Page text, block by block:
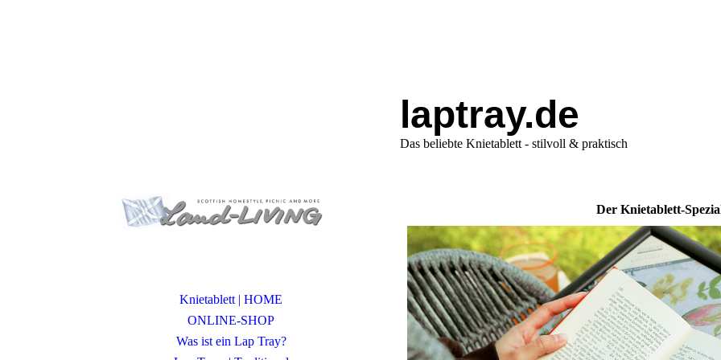
Knietablett | HOME
ONLINE-SHOP
Was ist ein Lap Tray?
laptray.de
Das beliebte Knietablett - stilvoll & praktisch
Der Knietablett-